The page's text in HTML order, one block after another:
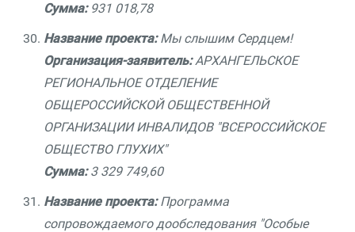
Сумма:931 018,78
Название проекта:Мы слышим Сердцем!
Организация-заявитель:АРХАНГЕЛЬСКОЕ
РЕГИОНАЛЬНОЕ ОТДЕЛЕНИЕ
ОБЩЕРОССИЙСКОЙ ОБЩЕСТВЕННОЙ
ОРГАНИЗАЦИИ ИНВАЛИДОВ "ВСЕРОССИЙСКОЕ
ОБЩЕСТВО ГЛУХИХ"
Сумма:3 329 749,60
Название проекта:Программа
сопровождаемого дообследования "Особые